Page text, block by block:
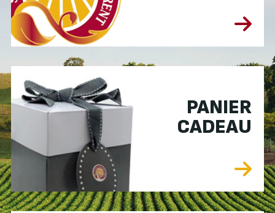
PANIER
CADEAU